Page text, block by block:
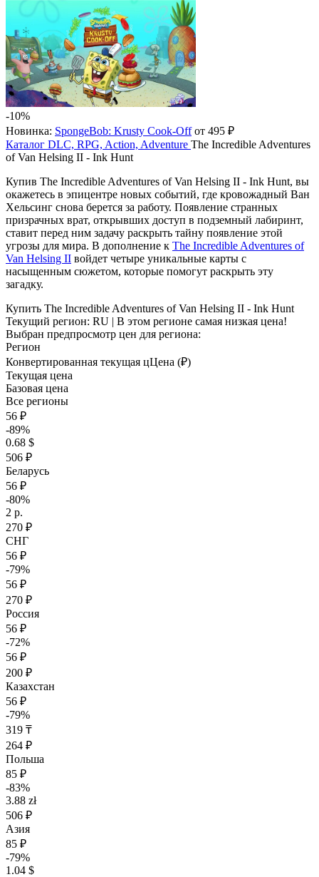
-10%
Новинка: SpongeBob: Krusty Cook-Offот 495 ₽
Каталог DLC, RPG, Action, Adventure The Incredible Adventures
of Van Helsing II - Ink Hunt
Купив The Incredible Adventures of Van Helsing II - Ink Hunt, вы
окажетесь в эпицентре новых событий, где кровожадный Ван
Хельсинг снова берется за работу. Появление странных
призрачных врат, открывших доступ в подземный лабиринт,
ставит перед ним задачу раскрыть тайну появление этой
угрозы для мира. В дополнение к The Incredible Adventures of
Van Helsing II войдет четыре уникальные карты с
насыщенным сюжетом, которые помогут раскрыть эту
загадку.
Купить The Incredible Adventures of Van Helsing II - Ink Hunt
Текущий регион: RU | В этом регионе самая низкая цена!
Выбран предпросмотр цен для региона:
Регион
Конвертированная текущая цЦена (₽)
Текущая цена
Базовая цена
Все регионы
56 ₽
-89%
0.68 $
506 ₽
Беларусь
56 ₽
-80%
2 р.
270 ₽
СНГ
56 ₽
-79%
56 ₽
270 ₽
Россия
56 ₽
-72%
56 ₽
200 ₽
Казахстан
56 ₽
-79%
319 ₸
264 ₽
Польша
85 ₽
-83%
3.88 zł
506 ₽
Азия
85 ₽
-79%
1.04 $